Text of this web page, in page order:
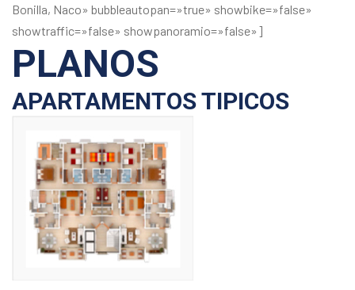
Bonilla, Naco» bubbleautopan=»true» showbike=»false»
showtraffic=»false» showpanoramio=»false»]
PLANOS
APARTAMENTOS TIPICOS